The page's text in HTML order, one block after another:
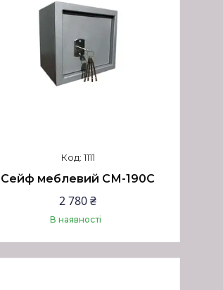
1111
Сейф меблевий СМ-190С
2 780 ₴
В наявності